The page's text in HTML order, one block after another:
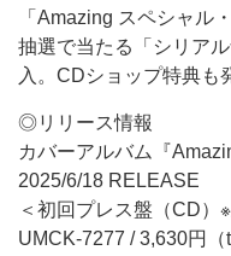
「Amazing スペシャル
抽選で当たる「シリア
入。CDショップ特典も
◎リリース情報
カバーアルバム『
2025/6/18 RELEASE
＜初回プレス盤（CD）
UMCK-7277 / 3,630円（